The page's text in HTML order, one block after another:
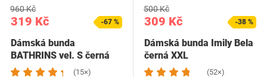
319 Kč
960 Kč
-67 %
Dámská bunda
BATHRINS vel. S černá
na zip
(15×)
309 Kč
500 Kč
-38 %
Dámská bunda Imily Bela
černá XXL
(52×)